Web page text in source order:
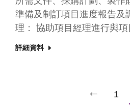
準備及制訂項目進度報告及
理： 協助項目經理進行與
詳細資料
1